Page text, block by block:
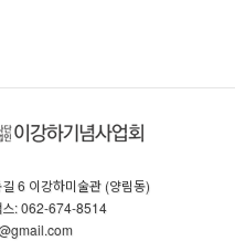
6 이강하미술관 (양림동)
스: 062-674-8514